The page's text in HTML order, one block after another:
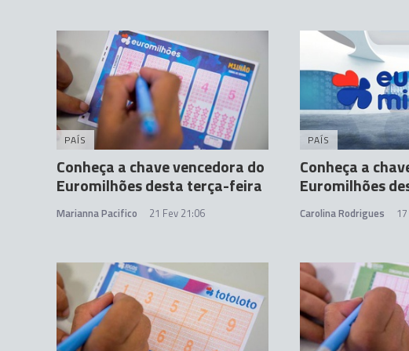
PAÍS
Conheça a chave vencedora do
Euromilhões desta terça-feira
Marianna Pacifico 21 Fev 21:06
PAÍS
Conheça a
Euromilhões
Carolina Rodrigues